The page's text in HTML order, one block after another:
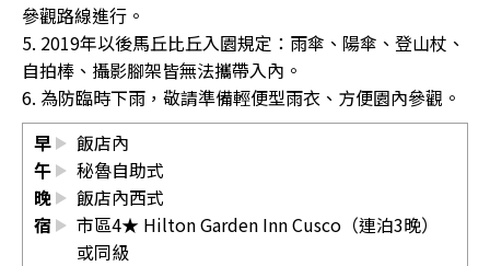
參觀路線進行。
5. 2019年以後馬丘比丘入園規定：雨傘、陽傘、登山杖、
自拍棒、攝影腳架皆無法攜帶入內。
6. 為防臨時下雨，敬請準備輕便型雨衣、方便園內參觀。
早
飯店內
午
秘魯自助式
晚
飯店內西式
宿
市區4★ Hilton Garden Inn Cusco（連泊3晚）
或同級